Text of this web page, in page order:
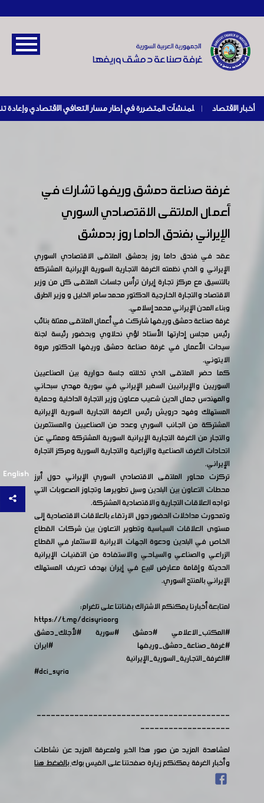
أخبار الاقتصاد |
English
غرفة صناعة دمشق وريفها تشارك في
أعمال الملتقى الاقتصادي السوري
الإيراني بفندق الداما روز بدمشق
عقد في فندق داما روز بدمشق الملتقى الاقتصادي السوري
الإيراني و الذي نظمته الغرفة التجارية السورية الإيرانية المشتركة
بالتنسيق مع مركز تجارة إيران ترأس جلسات الملتقى كل من وزير
الاقتصاد والتجارة الخارجية الدكتور محمد سامر الخليل و وزير الطرق
وبناء المدن الإيراني محمد إسلامي.
غرفة صناعة دمشق وريفها شاركت في أعمال الملتقى ممثلة بنائب
رئيس مجلس إدارتها الأستاذ لؤي نحلاوي وبحضور رئيسة لجنة
سيدات الأعمال في غرفة صناعة دمشق وريفها الدكتور مروة
الايتوني.
كما حضر الملتقى الذي تخللته جلسة حوارية بين الصناعيين
السوريين والإيرانيين السفير الإيراني في سورية مهدي سبحاني
والمهندس جمال الدين شعيب معاون وزير التجارة الداخلية وحماية
المستهلك وفهد درويش رئيس الغرفة التجارية السورية الإيرانية
المشتركة من الجانب السوري وعدد من الصناعيين والمستثمرين
والتجار من الغرفة التجارية الإيرانية السورية المشتركة وممثلي عن
اتحادات الغرف الصناعية والزراعية والتجارية السورية ومركز التجارة
الإيراني.
تركزت محاور الملتقى الاقتصادي السوري الإيراني حول أبرز
محطات التعاون بين البلدين وسبل تطويرها وتجاوز الصعوبات التي
تواجه العلاقات التجارية والاقتصادية المشتركة.
وتمحورت مداخلات الحضور حول الارتقاء بالعلاقات الاقتصادية إلى
مستوى العلاقات السياسية وتطوير التعاون بين شركات القطاع
الخاص في البلدين ودعوة الجهات الايرانية للاستثمار في القطاع
الزراعي والصناعي والسياحي والاستفادة من التقنيات الإيرانية
الحديثة وإقامة معارض للبيع في إيران بهدف تعريف المستهلك
الإيراني بالمنتج السوري.
لمتابعة أخبارنا يمكنكم الاشتراك بقناتنا على تلغرام:
https://t.me/dcisyriaorg
#المكتب_الاعلامي
#دمشق #سورية
#لأجلك_دمشق
#غرفة_صناعة_دمشق_وريفها
#ايران
#الغرفة_التجارية_السورية_الإيرانية
#dci_syria
-----------------------------------------
-------------------
لمشاهدة المزيد من صور هذا الخبر ولمعرفة المزيد عن نشاطات
وأخبار الغرفة يمكنكم زيارة صفحتنا على الفيس بوكبالضغط هنا